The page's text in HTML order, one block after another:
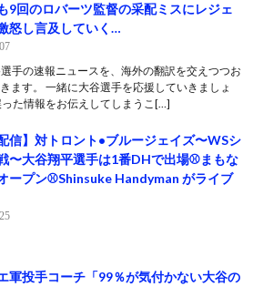
9回のロバーツ監督の采配ミスにレジェ
怒し言及していく…
手の速報ニュースを、海外の翻訳を交えつつお
ます。 一緒に大谷選手を応援していきましょ
った情報をお伝えしてしまうこ[…]
信】対トロント•ブルージェイズ〜WSシ
〜大谷翔平選手は1番DHで出場⚾️まもな
ープン⚾️Shinsuke Handyman がライブ
軍投手コーチ「99％が気付かない大谷の